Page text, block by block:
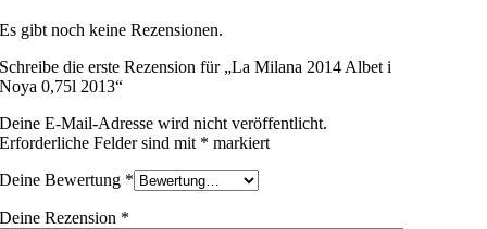
Es gibt noch keine Rezensionen.
Schreibe die erste Rezension für „La Milana 2014 Albet i
Noya 0,75l 2013“
Deine E-Mail-Adresse wird nicht veröffentlicht.
Erforderliche Felder sind mit * markiert
Deine Bewertung *
Deine Rezension *